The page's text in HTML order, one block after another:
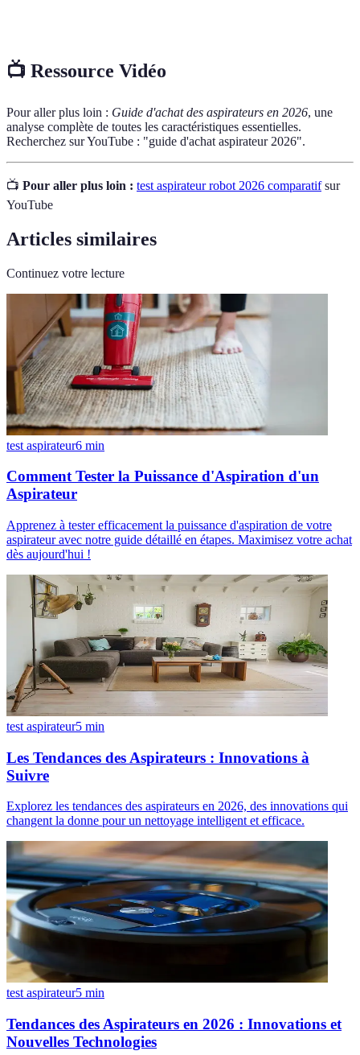
📺 Ressource Vidéo
Pour aller plus loin : Guide d'achat des aspirateurs en 2026, une
analyse complète de toutes les caractéristiques essentielles.
Recherchez sur YouTube : "guide d'achat aspirateur 2026".
📺 Pour aller plus loin : test aspirateur robot 2026 comparatifsur
YouTube
Articles similaires
Continuez votre lecture
test aspirateur6 min
Comment Tester la Puissance d'Aspiration d'un
Aspirateur
Apprenez à tester efficacement la puissance d'aspiration de votre
aspirateur avec notre guide détaillé en étapes. Maximisez votre achat
dès aujourd'hui !
test aspirateur5 min
Les Tendances des Aspirateurs : Innovations à
Suivre
Explorez les tendances des aspirateurs en 2026, des innovations qui
changent la donne pour un nettoyage intelligent et efficace.
test aspirateur5 min
Tendances des Aspirateurs en 2026 : Innovations et
Nouvelles Technologies